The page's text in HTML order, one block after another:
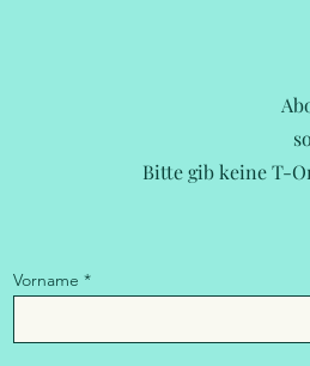
Bitte gib keine T-
Vorname